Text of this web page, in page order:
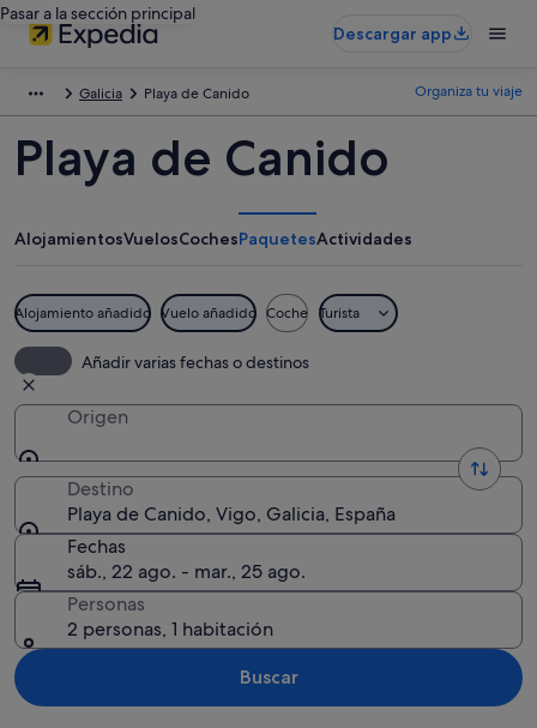
Pasar a la sección principal
Descargar app
Galicia Playa de Canido Organiza tu viaje
Playa de Canido
AlojamientosVuelosCochesPaquetesActividades
Alojamiento añadido Vuelo añadido Coche Turista
Añadir varias fechas o destinos
Origen
Destino
Playa de Canido, Vigo, Galicia, España
Fechas
sáb., 22 ago. - mar., 25 ago.
Personas
2 personas, 1 habitación
Buscar